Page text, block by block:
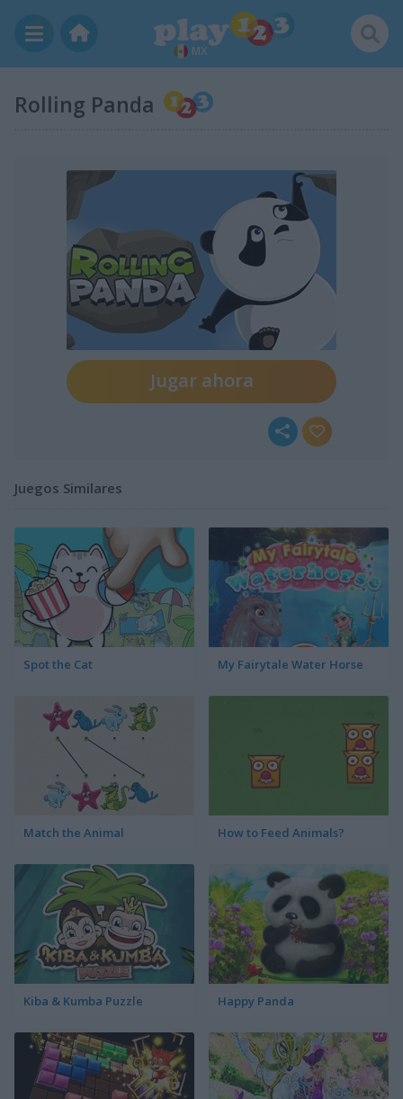
MX
Rolling Panda
Jugar ahora
Juegos Similares
Spot the Cat My Fairytale Water Horse
Match the Animal How to Feed Animals?
Kiba & Kumba Puzzle Happy Panda